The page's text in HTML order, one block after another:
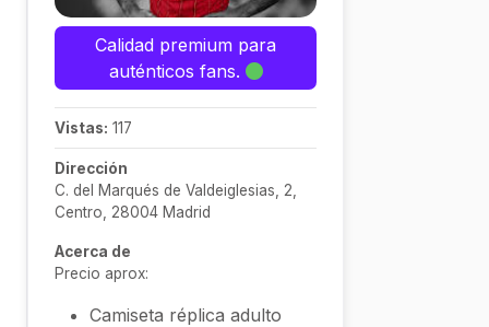
Calidad premium para
auténticos fans.
Vistas: 117
Dirección
C. del Marqués de Valdeiglesias, 2,
Centro, 28004 Madrid
Acerca de
Precio aprox:
Camiseta réplica adulto